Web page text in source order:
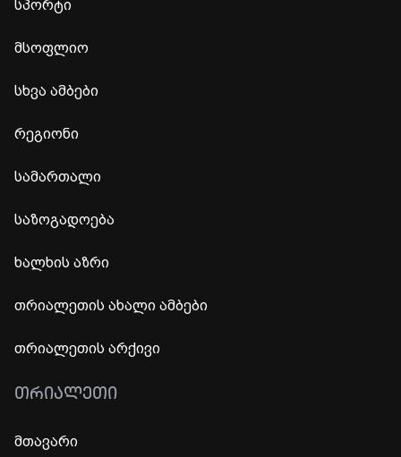
სპორტი
მსოფლიო
სხვა ამბები
რეგიონი
სამართალი
საზოგადოება
ხალხის აზრი
თრიალეთის ახალი ამბები
თრიალეთის არქივი
ᲗᲠᲘᲐᲚᲔᲗᲘ
მთავარი